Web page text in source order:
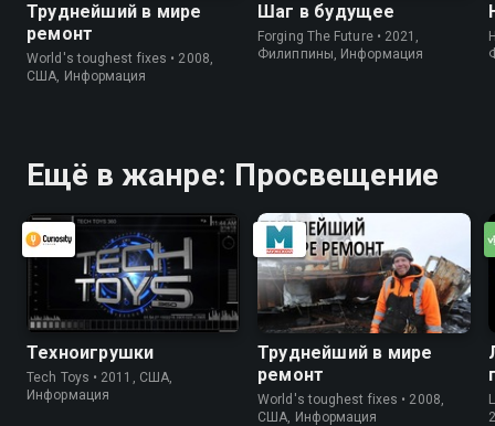
Труднейший в мире
ремонт
World's toughest fixes • 2008,
США, Информация
Шаг в будущее
Forging The Future • 2021,
Филиппины, Информация
Ещё в жанре: Просвещение
Техноигрушки
Tech Toys • 2011, США,
Информация
Труднейший в мире
ремонт
World's toughest fixes • 2008,
США, Информация